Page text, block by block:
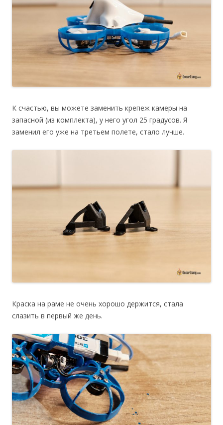
К счастью, вы можете заменить крепеж камеры на
запасной (из комплекта), у него угол 25 градусов. Я
заменил его уже на третьем полете, стало лучше.
Краска на раме не очень хорошо держится, стала
слазить в первый же день.